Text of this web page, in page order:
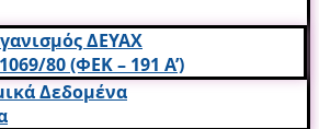
ΔΕΥΑΧ
80 (ΦΕΚ – 191 Α’)
Δεδομένα